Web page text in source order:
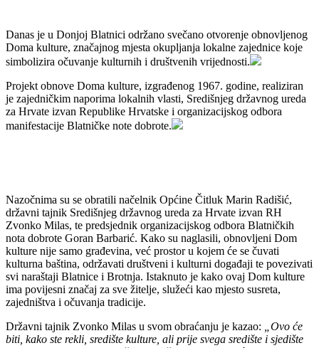
Danas je u Donjoj Blatnici održano svečano otvorenje obnovljenog
Doma kulture, značajnog mjesta okupljanja lokalne zajednice koje
simbolizira očuvanje kulturnih i društvenih vrijednosti.
Projekt obnove Doma kulture, izgrađenog 1967. godine, realiziran
je zajedničkim naporima lokalnih vlasti, Središnjeg državnog ureda
za Hrvate izvan Republike Hrvatske i organizacijskog odbora
manifestacije Blatničke note dobrote.
Nazočnima su se obratili načelnik Općine Čitluk Marin Radišić,
državni tajnik Središnjeg državnog ureda za Hrvate izvan RH
Zvonko Milas, te predsjednik organizacijskog odbora Blatničkih
nota dobrote Goran Barbarić. Kako su naglasili, obnovljeni Dom
kulture nije samo građevina, već prostor u kojem će se čuvati
kulturna baština, održavati društveni i kulturni događaji te povezivati
svi naraštaji Blatnice i Brotnja. Istaknuto je kako ovaj Dom kulture
ima povijesni značaj za sve žitelje, služeći kao mjesto susreta,
zajedništva i očuvanja tradicije.
Državni tajnik Zvonko Milas u svom obraćanju je kazao:
„Ovo će
biti, kako ste rekli, središte kulture, ali prije svega središte i sjedište